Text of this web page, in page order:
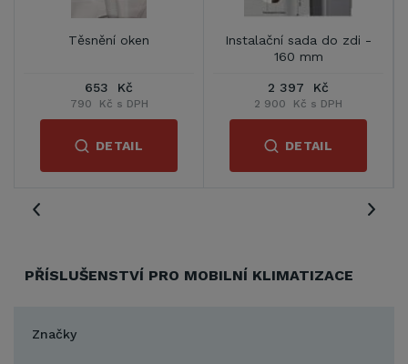
Těsnění oken
653 Kč
790 Kč s DPH
DETAIL
Instalační sada do zdi -
160 mm
2 397 Kč
2 900 Kč s DPH
DETAIL
PŘÍSLUŠENSTVÍ PRO MOBILNÍ KLIMATIZACE
Značky